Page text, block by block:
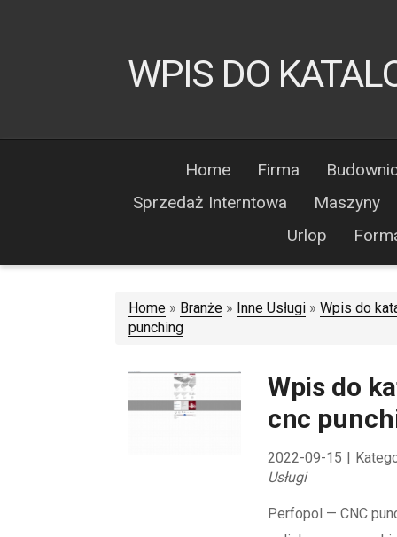
WPIS DO
Home Firma
Sprzedaż Interntowa
Maszyny
Urlop
Home » Branże » Inne Usługi » Wpis do
punching
Wpis do
cnc
2022-09-15 |
Usługi
Perfopol — CNC